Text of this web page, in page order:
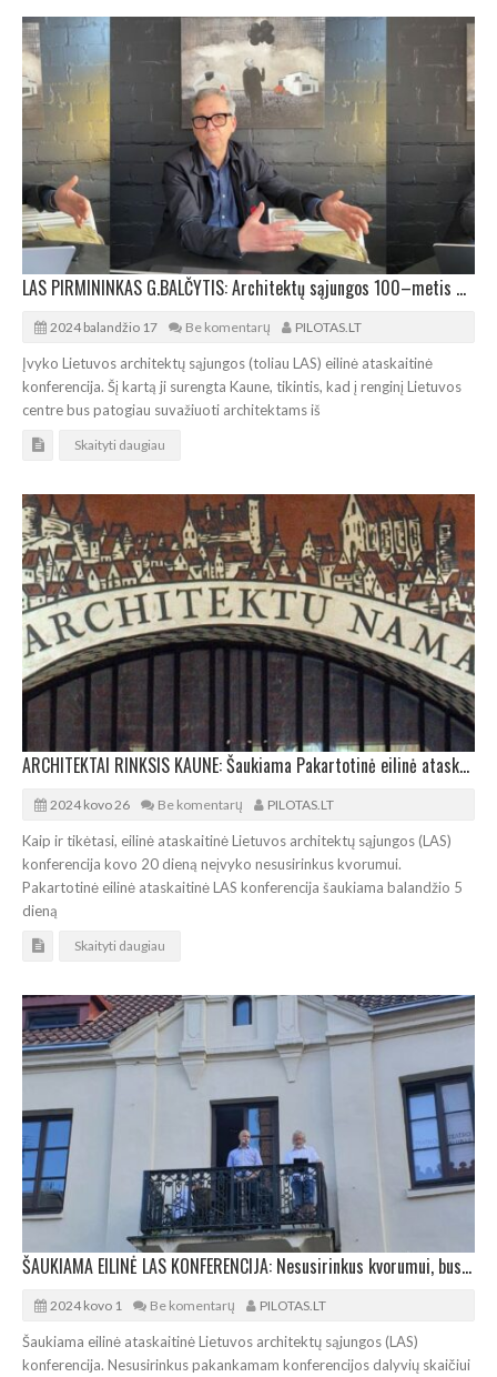
LAS PIRMININKAS G.BALČYTIS: Architektų sąjungos 100–metis – gera proga organizacijos savianalizei
2024 balandžio 17 Be komentarų PILOTAS.LT
Įvyko Lietuvos architektų sąjungos (toliau LAS) eilinė ataskaitinė
konferencija. Šį kartą ji surengta Kaune, tikintis, kad į renginį Lietuvos
centre bus patogiau suvažiuoti architektams iš
Skaityti daugiau
ARCHITEKTAI RINKSIS KAUNE: Šaukiama Pakartotinė eilinė ataskaitinė LAS konferencija
2024 kovo 26 Be komentarų PILOTAS.LT
Kaip ir tikėtasi, eilinė ataskaitinė Lietuvos architektų sąjungos (LAS)
konferencija kovo 20 dieną neįvyko nesusirinkus kvorumui.
Pakartotinė eilinė ataskaitinė LAS konferencija šaukiama balandžio 5
dieną
Skaityti daugiau
ŠAUKIAMA EILINĖ LAS KONFERENCIJA: Nesusirinkus kvorumui, bus surengta pakartotinė
2024 kovo 1 Be komentarų PILOTAS.LT
Šaukiama eilinė ataskaitinė Lietuvos architektų sąjungos (LAS)
konferencija. Nesusirinkus pakankamam konferencijos dalyvių skaičiui